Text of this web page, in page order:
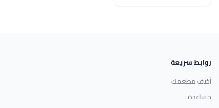
روابط سريعة
أضف مطعمك
مساعدة